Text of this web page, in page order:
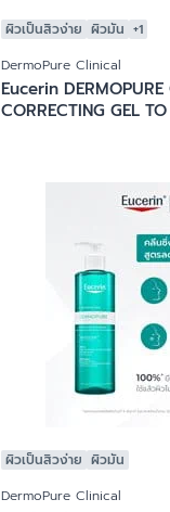
ผิวเป็นสิวง่าย ผิวมัน +1
DermoPure Clinical
Eucerin
CORRECTING GEL
ผิวเป็นสิวง่าย ผิวมัน
DermoPure Clinical